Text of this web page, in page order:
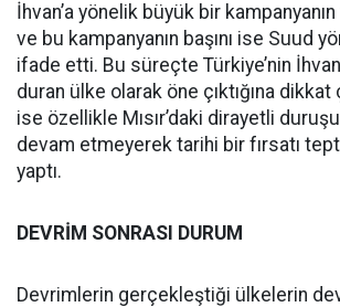
İhvan’a yönelik büyük bir
ve bu kampanyanın başını ise Suud
ifade etti. Bu süreçte Türkiye’nin
duran ülke olarak öne çıktığına dikkat
ise özellikle Mısır’daki dirayetli
devam etmeyerek tarihi bir fırsatı
yaptı.
DEVRİM SONRASI DURUM
Devrimlerin gerçekleştiği ülkelerin